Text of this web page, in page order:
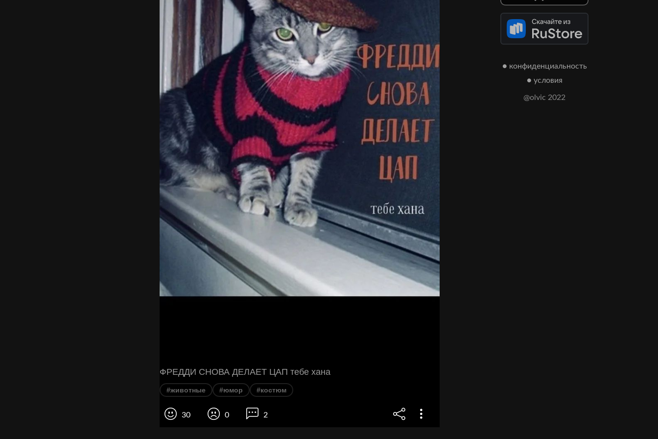
ФРЕДДИ СНОВА ДЕЛАЕТ ЦАП тебе хана
#животные #юмор #костюм
30 0 2
● конфиденциальность
● условия
@olvic 2022